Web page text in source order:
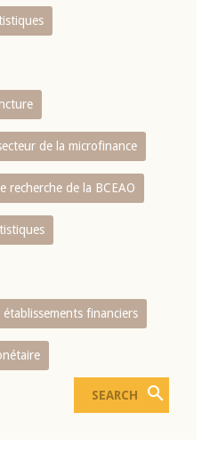
de la microfinance
recherche de la BCEAO
financiers